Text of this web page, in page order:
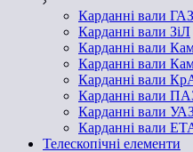
Карданні вали ГАЗ
Карданні вали ЗіЛ
Карданні вали
Карданні вали
Карданні вали
Карданні вали
Карданні вали
Карданні вали
Телескопічні елементи